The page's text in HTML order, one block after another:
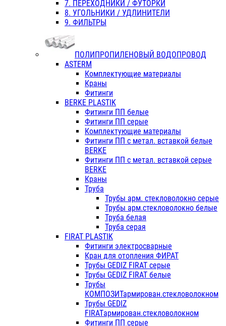
7. ПЕРЕХОДНИКИ / ФУТОРКИ
8. УГОЛЬНИКИ / УДЛИНИТЕЛИ
9. ФИЛЬТРЫ
ПОЛИПРОПИЛЕНОВЫЙ ВОДОПРОВОД
ASTERM
Комплектующие материалы
Краны
Фитинги
BERKE PLASTIK
Фитинги ПП белые
Фитинги ПП серые
Комплектующие материалы
Фитинги ПП с метал. вставкой белые
BERKE
Фитинги ПП с метал. вставкой серые
BERKE
Краны
Труба
Трубы арм. стекловолокно серые
Трубы арм.стекловолокно белые
Труба белая
Труба серая
FIRAT PLASTIK
Фитинги электросварные
Кран для отопления ФИРАТ
Трубы GEDIZ FIRAT серые
Трубы GEDIZ FIRAT белые
Трубы
КОМПОЗИТармирован.стекловолокном
Трубы GEDIZ
FIRATармирован.стекловолокном
Фитинги ПП серые